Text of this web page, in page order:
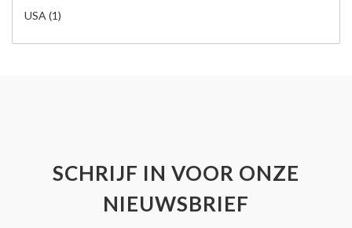
USA (1)
SCHRIJF IN VOOR ONZE
NIEUWSBRIEF